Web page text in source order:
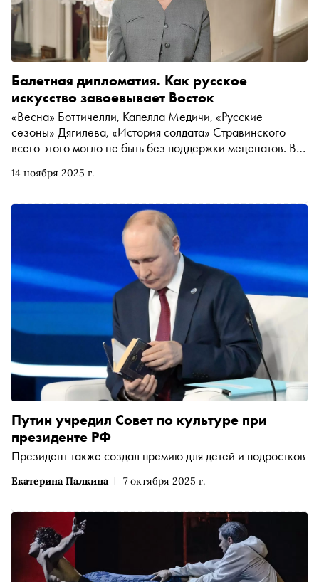
14 ноября 2025 г.
Балетная дипломатия. Как русское
искусство завоевывает Восток
«Весна» Боттичелли, Капелла Медичи, «Русские
сезоны» Дягилева, «История солдата» Стравинского —
всего этого могло не быть без поддержки меценатов. В
президентом ВТБ Натальей Кочневой, почему
бизнеса, как банк помогает продвигать русское
искусство за границей и какие особенности учитывают
светские музеи при организации выставок в исламских
странах
Екатерина Палкина 7 октября 2025 г.
Путин учредил Совет по культуре при
президенте РФ
Президент также создал премию для детей и подростков